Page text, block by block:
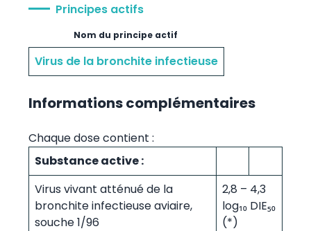
Principes actifs
Nom du principe actif
Virus de la bronchite infectieuse
Informations complémentaires
Chaque dose contient :
Substance active :
Virus vivant atténué de la
bronchite infectieuse aviaire,
souche 1/96
2,8 – 4,3
log₁₀ DIE₅₀
(*)